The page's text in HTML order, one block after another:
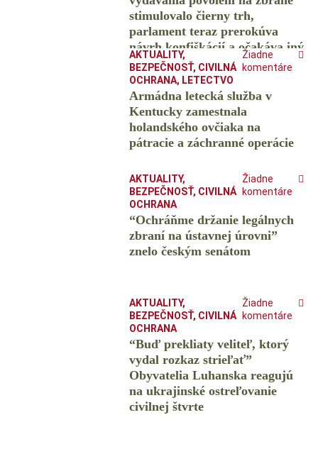
stimulovalo čierny trh,
parlament teraz prerokúva
návrh konfiškácií a očakáva iný
výsledok
AKTUALITY,
BEZPEČNOSŤ, CIVILNÁ
OCHRANA, LETECTVO
Žiadne
komentáre
Armádna letecká služba v
Kentucky zamestnala
holandského ovčiaka na
pátracie a záchranné operácie
AKTUALITY,
BEZPEČNOSŤ, CIVILNÁ
OCHRANA
Žiadne
komentáre
“Ochráňme držanie legálnych
zbraní na ústavnej úrovni”
znelo českým senátom
AKTUALITY,
BEZPEČNOSŤ, CIVILNÁ
OCHRANA
Žiadne
komentáre
“Buď prekliaty veliteľ, ktorý
vydal rozkaz strieľať”
Obyvatelia Luhanska reagujú
na ukrajinské ostreľovanie
civilnej štvrte